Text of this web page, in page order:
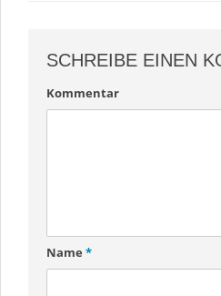
SCHREIBE EINEN
Kommentar
Name *